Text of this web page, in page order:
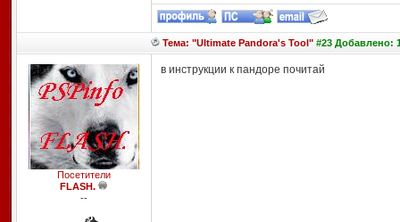
Тема: "Ultimate Pandora's Tool"#23 Добавлено:
Посетители
FLASH.
--
в инструкции к пандоре почитай